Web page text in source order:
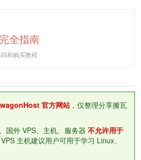
全指南
和购买教程
官方网站，仅整理分享搬瓦
国外 VPS、主机、服务器 不允许用于
主机建议用户可用于学习 Linux、